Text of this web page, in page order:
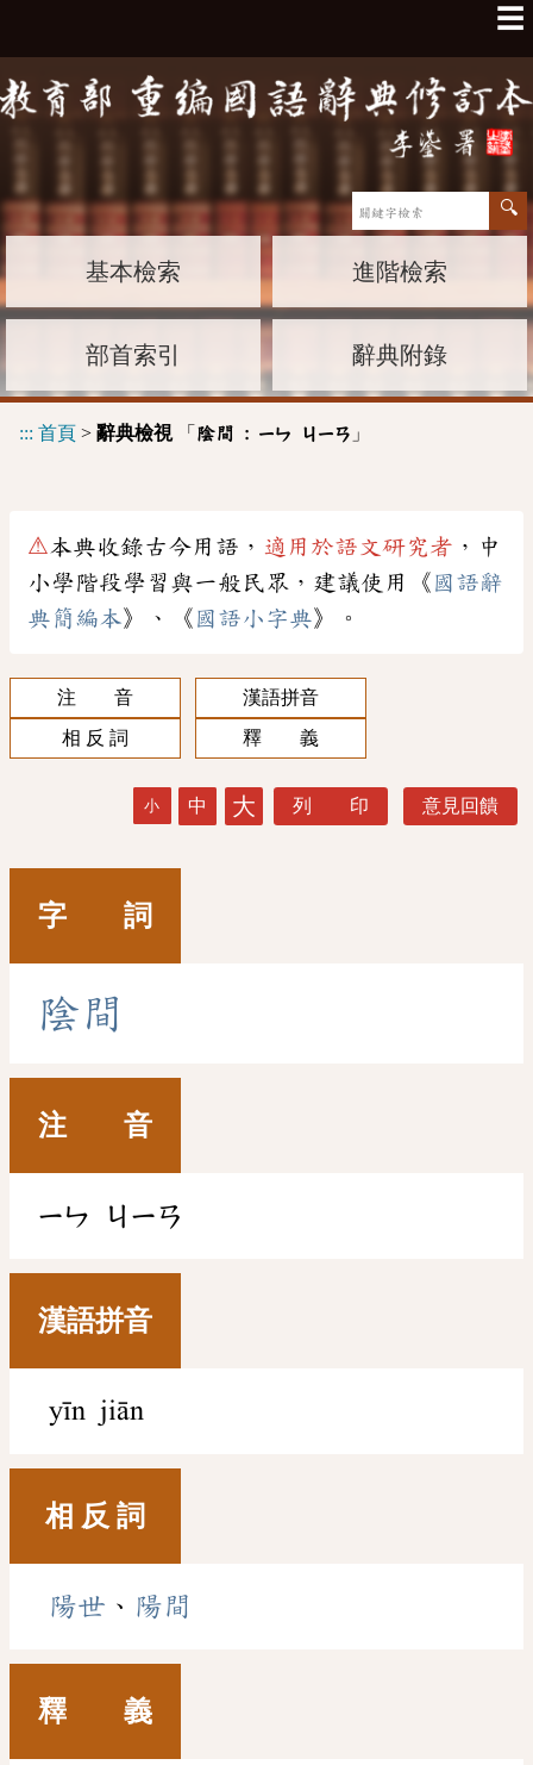
☰
基本檢索 進階檢索
部首索引 辭典附錄
::: 首頁 > 辭典檢視「 陰間 : ㄧㄣ ㄐㄧㄢ 」
⚠本典收錄古今用語， 適用於語文研究者 ，中
小學階段學習與一般民眾，建議使用《 國語辭
典簡編本》、《 國語小字典》。
注 音
漢語拼音
相 反 詞
釋 義
小 中 大 列 印 意見回饋
字 詞
陰間
注 音
ㄧㄣ ㄐㄧㄢ
漢語拼音
yīn jiān
相 反 詞
陽世 、 陽間
釋 義